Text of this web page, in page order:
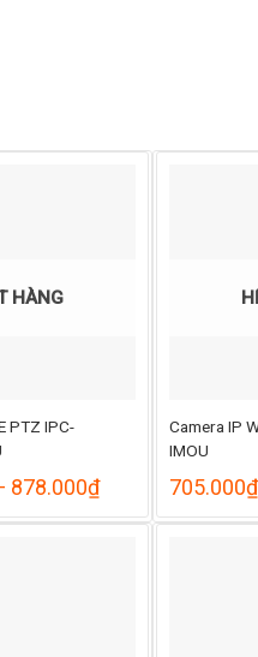
HÀNG
PTZ IPC-
878.000₫Khoảng
giá:
từ
Camera IP
IMOU
705.000₫